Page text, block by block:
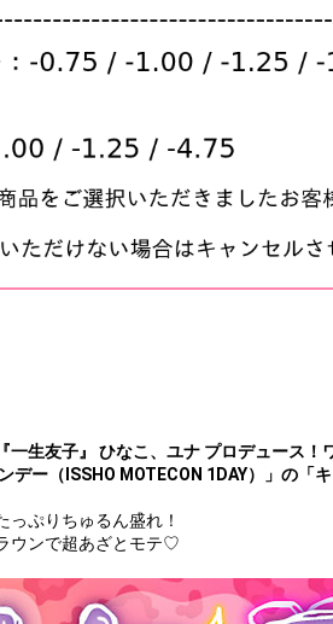
一生友子』 ひなこ、ユナ プロデュース！
デー（ISSHO MOTECON 1DAY）」の「
っぷりちゅるん盛れ！
ウンで超あざとモテ♡